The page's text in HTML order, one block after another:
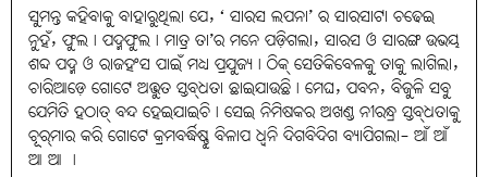
ସୁମନ୍ତ କହିବାକୁ ବାହାରୁଥିଲା ଯେ, ‘ ସାରସ ଲପନା’ ର ସାରସାଟା ଚଢେଇ
ନୁହଁ, ଫୁଲ। ପଦ୍ମଫୁଲ। ମାତ୍ର ତା’ର ମନେ ପଡ଼ିଗଲା, ସାରସ ଓ ସାରଙ୍ଗ ଉଭୟ
ଶବ୍ଦ ପଦ୍ମ ଓ ରାଜହଂସ ପାଇଁ ମଧ୍ୟ ପ୍ରଯୁଜ୍ୟ। ଠିକ୍‌ ସେତିକିବେଳକୁ ତାକୁ ଲାଗିଲା,
ଚାରିଆଡ଼େ ଗୋଟେ ଅଦ୍ଭୁତ ସ୍ତବ୍‌ଧତା ଛାଇଯାଉଛି। ମେଘ, ପବନ, ବିଜୁଳି ସବୁ
ଯେମିତି ହଠାତ୍‌ ବନ୍ଦ ହେଇଯାଇଚି। ସେଇ ନିମିଷକର ଅଖଣ୍ଡ ନୀରନ୍ଧ୍ର ସ୍ତବ୍‌ଧତାକୁ
ଚୂର୍‌ମାର କରି ଗୋଟେ କ୍ରମବର୍ଦ୍ଧିଷ୍ଣୁ ବିଳାପ ଧ୍ୱନି ଦିଗବିଦିଗ ବ୍ୟାପିଗଲା- ଆଁ ଆଁ
ଆ ଆ ।